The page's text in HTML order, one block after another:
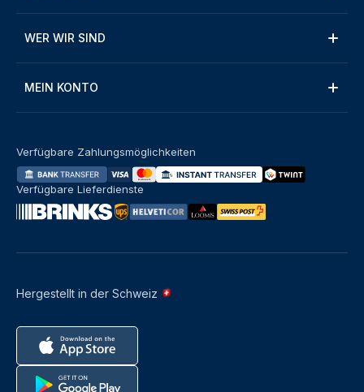
WER WIR SIND
MEIN KONTO
Hergestellt in der Schweiz
Verfügbare Zahlungsmöglichkeiten
Verfügbare Lieferdienste